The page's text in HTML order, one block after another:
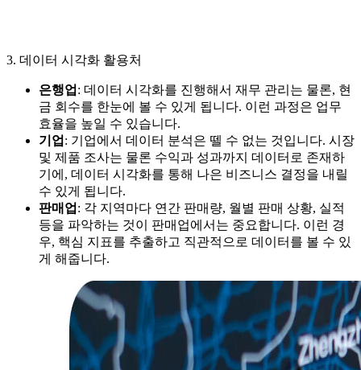
3. 데이터 시각화 활용처
은행업 : 데이터 시각화를 진행해서 재무 관리는 물론, 현
금 회수를 한눈에 볼 수 있게 됩니다. 이런 과정은 업무
효율을 높일 수 있습니다.
기업 : 기업에서 데이터 분석은 뗄 수 없는 것입니다. 시장
및 제품 조사는 물론 수익과 성과까지 데이터로 존재하
기에, 데이터 시각화를 통해 나은 비즈니스 결정을 내릴
수 있게 됩니다.
판매업 : 각 지역마다 연간 판매량, 월별 판매 상황, 실적
등을 파악하는 것이 판매업에서는 중요합니다. 이런 경
우, 핵심 지표를 추출하고 직관적으로 데이터를 볼 수 있
게 해줍니다.